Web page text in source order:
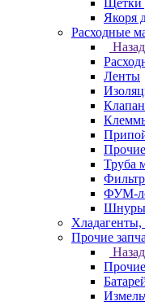
Щетки
Якоря
Расходные
Назад
Ленты
Труба
ФУМ-
Шнуры
Прочие
Назад